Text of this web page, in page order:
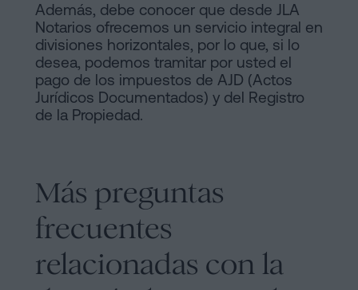
Además, debe conocer que desde JLA
Notarios ofrecemos un servicio integral en
divisiones horizontales, por lo que, si lo
desea, podemos tramitar por usted el
pago de los impuestos de AJD (Actos
Jurídicos Documentados) y del Registro
de la Propiedad.
Más preguntas
frecuentes
relacionadas con la